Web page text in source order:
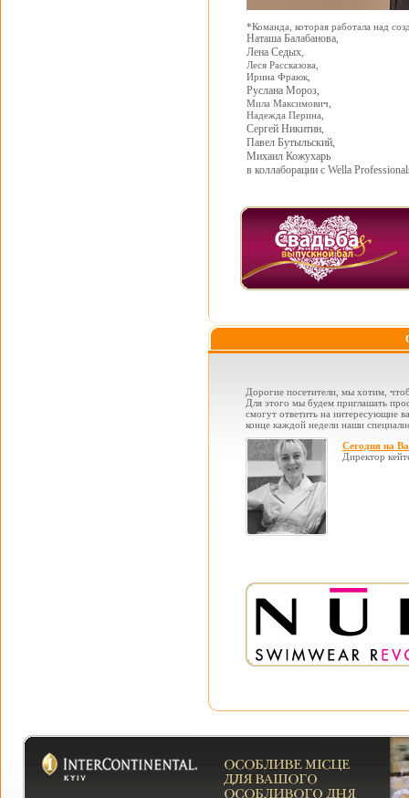
*Команда, которая работала над
Наташа Балабанова,
Лена Седых,
Леся Рассказова,
Ирина Фраюк,
Руслана Мороз,
Мила Максимович,
Надежда Перина,
Сергей Никитин,
Павел Бутыльский,
Михаил Кожухарь
в коллаборации с Wella
Дорогие посетители, мы хотим,
Для этого мы будем приглашать
смогут ответить на интересующие
конце каждой недели наши
Сегодня на
Директор